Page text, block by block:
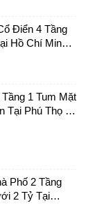
Điển 4 Tầng
Hồ Chí Minh –
1 Tum Mặt
Tại Phú Thọ –
Phố 2 Tầng
2 Tỷ Tại